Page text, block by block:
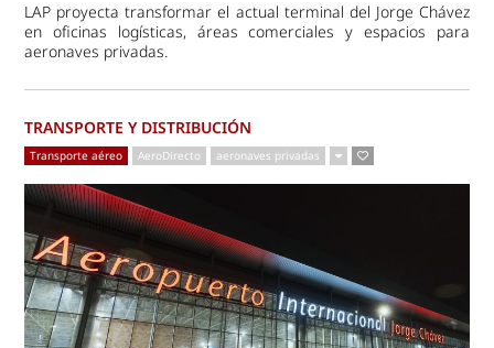
LAP proyecta transformar el actual terminal del Jorge Chávez
en oficinas logísticas, áreas comerciales y espacios para
aeronaves privadas.
TRANSPORTE Y DISTRIBUCIÓN
Transporte aéreo AeroDirecto aeronaves privadas